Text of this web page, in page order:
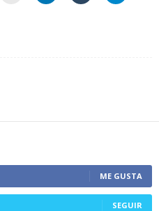
ME GUSTA
SEGUIR